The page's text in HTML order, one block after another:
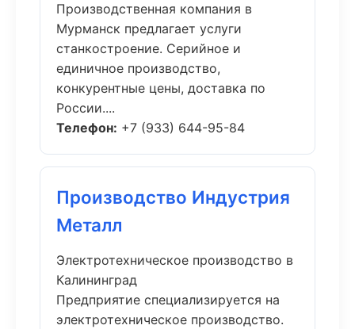
Производственная компания в
Мурманск предлагает услуги
станкостроение. Серийное и
единичное производство,
конкурентные цены, доставка по
России....
Телефон: +7 (933) 644-95-84
Производство Индустрия
Металл
Электротехническое производство в
Калининград
Предприятие специализируется на
электротехническое производство.